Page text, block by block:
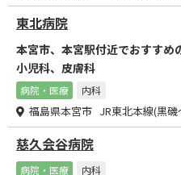
東北病院
本宮市、本宮駅付近でおすすめ
小児科、皮膚科
病院・医療 内科
福島県本宮市 JR東北本線(黒磯
慈久会谷病院
病院・医療
内科